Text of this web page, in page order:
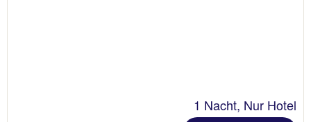
1 Nacht, Nur Hotel